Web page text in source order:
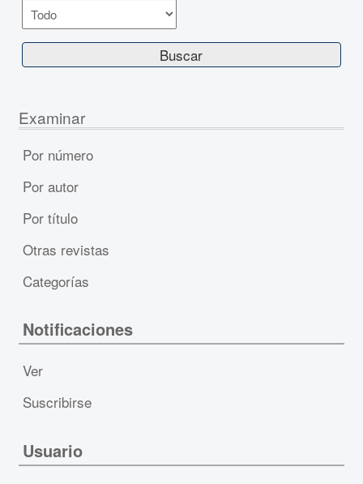
Examinar
Por número
Por autor
Por título
Otras revistas
Categorías
Notificaciones
Ver
Suscribirse
Usuario